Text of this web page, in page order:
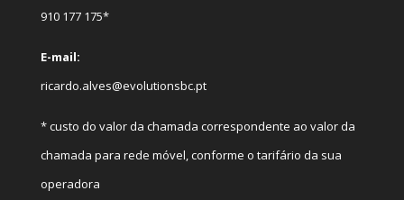
910 177 175*
E-mail:
ricardo.alves@evolutionsbc.pt
* custo do valor da chamada correspondente ao valor da
chamada para rede móvel, conforme o tarifário da sua
operadora